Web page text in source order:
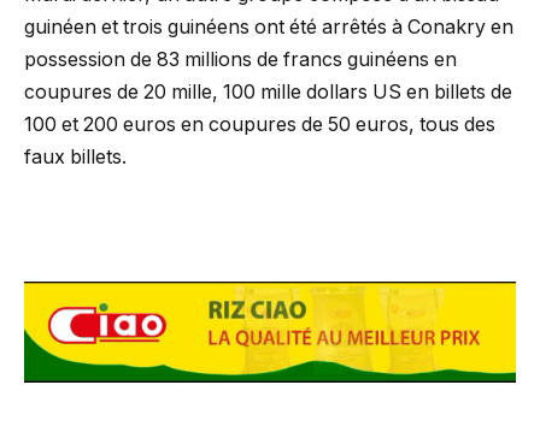
guinéen et trois guinéens ont été arrêtés à Conakry en
possession de 83 millions de francs guinéens en
coupures de 20 mille, 100 mille dollars US en billets de
100 et 200 euros en coupures de 50 euros, tous des
faux billets.